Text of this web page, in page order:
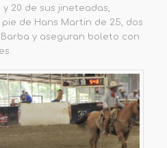
y 20 de sus jineteadas,
de Hans Martin de 25, dos
y aseguran boleto con